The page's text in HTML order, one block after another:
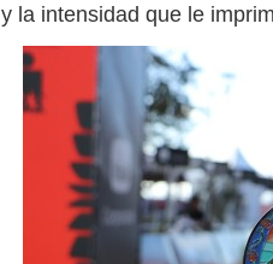
y la intensidad que le